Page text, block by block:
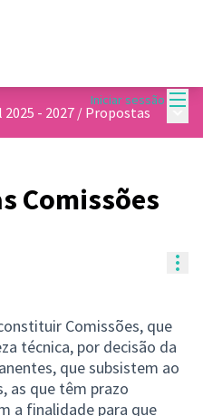
Iniciar sessão
- 2027 / Propostas
Comissões
Comissões, que
técnica, por decisão da
que subsistem ao
as que têm prazo
a finalidade para que